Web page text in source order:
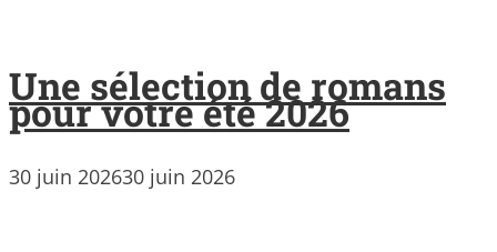
Une sélection de romans
pour votre été 2026
30 juin 202630 juin 2026